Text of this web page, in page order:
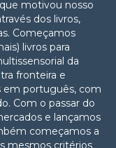
motivou nosso
dos livros,
Começamos
livros para
da
fronteira e
em português, com
Com o passar do
e lançamos
começamos a
mesmos critérios